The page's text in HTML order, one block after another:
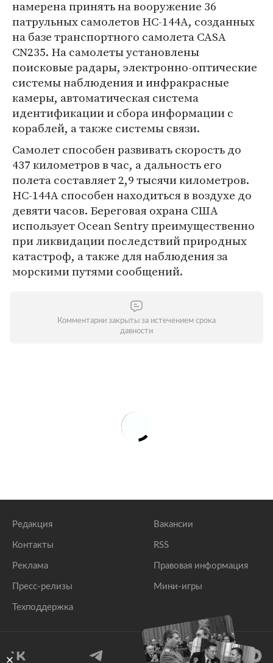
намерена принять на вооружение 36
патрульных самолетов HC-144A, созданных
на базе транспортного самолета CASA
CN235. На самолеты установлены
поисковые радары, электронно-оптические
системы наблюдения и инфракрасные
камеры, автоматическая система
идентификации и сбора информации с
кораблей, а также системы связи.
Самолет способен развивать скорость до
437 километров в час, а дальность его
полета составляет 2,9 тысячи километров.
HC-144A способен находиться в воздухе до
девяти часов. Береговая охрана США
использует Ocean Sentry преимущественно
при ликвидации последствий природных
катастроф, а также для наблюдения за
морскими путями сообщений.
Комментарии закрыты за истечением срока
давности
Редакция
Контакты
Реклама
Пресс-релизы
Техподдержка
Вакансии
RSS
Правовая информация
Мини-игры